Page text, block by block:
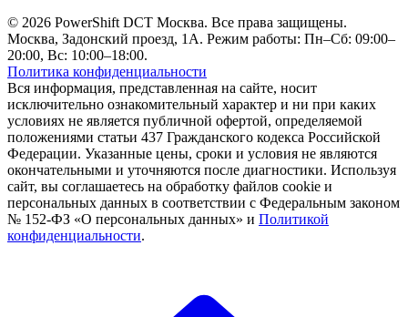
© 2026 PowerShift DCT Москва. Все права защищены.
Москва, Задонский проезд, 1А. Режим работы: Пн–Сб: 09:00–
20:00, Вс: 10:00–18:00.
Политика конфиденциальности
Вся информация, представленная на сайте, носит
исключительно ознакомительный характер и ни при каких
условиях не является публичной офертой, определяемой
положениями статьи 437 Гражданского кодекса Российской
Федерации. Указанные цены, сроки и условия не являются
окончательными и уточняются после диагностики. Используя
сайт, вы соглашаетесь на обработку файлов cookie и
персональных данных в соответствии с Федеральным законом
№ 152-ФЗ «О персональных данных» и Политикой
конфиденциальности.